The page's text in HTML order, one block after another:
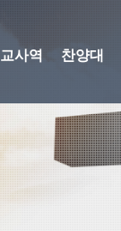
사역 찬양대